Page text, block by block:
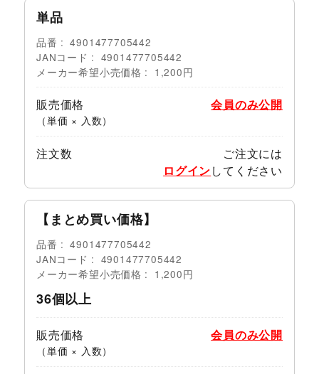
単品
品番
4901477705442
JANコード
4901477705442
メーカー希望小売価格
1,200円
販売価格
（単価 × 入数）
会員のみ公開
注文数
ご注文には
ログインしてください
【まとめ買い価格】
品番
4901477705442
JANコード
4901477705442
メーカー希望小売価格
1,200円
36個以上
販売価格
（単価 × 入数）
会員のみ公開